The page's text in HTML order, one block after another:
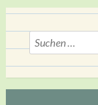
Suchen
nach: